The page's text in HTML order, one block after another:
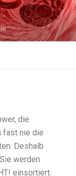
die
fast nie die
Deshalb
werden
einsortiert.